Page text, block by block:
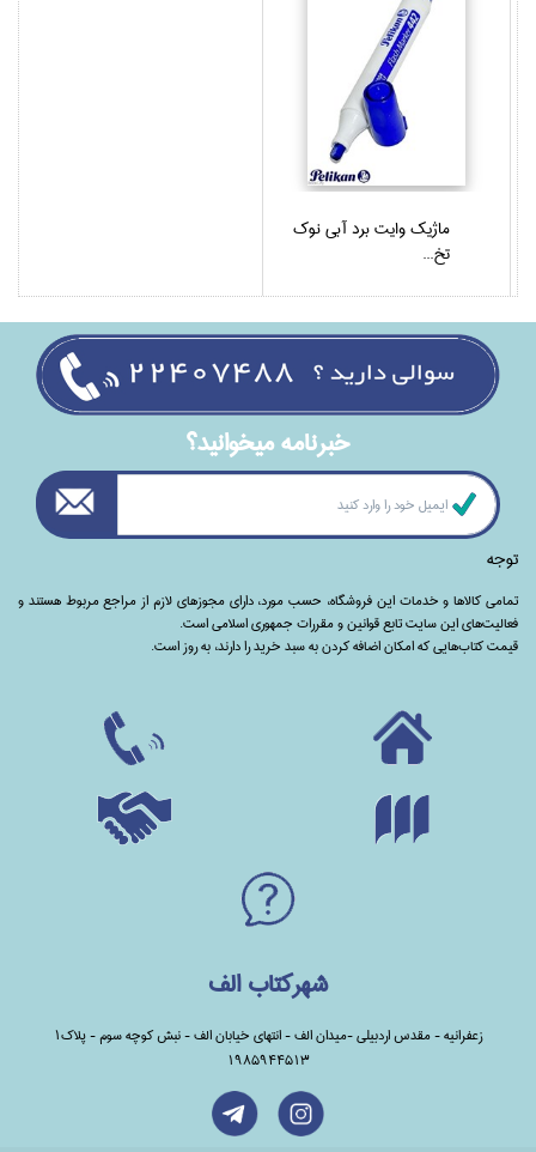
ماژيك وايت برد آبي نوك
تخ...
خبرنامه ميخوانيد؟
توجه
تمامی‌ کالاها و خدمات این فروشگاه، حسب مورد،‌ دارای مجوزهای لازم از مراجع مربوط هستند ‌و‌‌
فعالیت‌های این سایت تابع قوانین و مقررات جمهوری اسلامی است.
قیمت کتاب‌هایی که امکان اضافه کردن به سبد خرید را دارند،‌ به روز است.
شهرکتاب الف
زعفرانیه - مقدس اردبیلی -میدان الف - انتهای خیابان الف - نبش کوچه سوم - پلاک1
1985944513